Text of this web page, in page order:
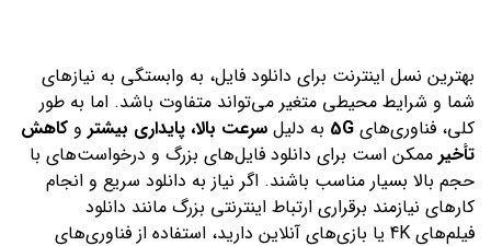
بهترین نسل اینترنت برای دانلود فایل، به وابستگی به نیازهای
شما و شرایط محیطی متغیر می‌تواند متفاوت باشد. اما به طور
کلی، فناوری‌های 5G به دلیل سرعت بالا، پایداری بیشتر و کاهش
تأخیر ممکن است برای دانلود فایل‌های بزرگ و درخواست‌های با
حجم بالا بسیار مناسب باشند. اگر نیاز به دانلود سریع و انجام
کارهای نیازمند برقراری ارتباط اینترنتی بزرگ مانند دانلود
فیلم‌های 4K یا بازی‌های آنلاین دارید، استفاده از فناوری‌های